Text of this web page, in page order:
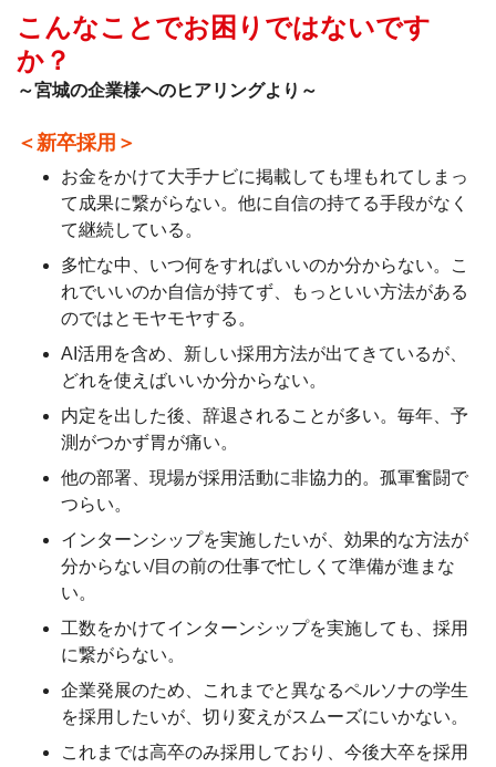
こんなことでお困りではないです
か？
～宮城の企業様へのヒアリングより～
＜新卒採用＞
お金をかけて大手ナビに掲載しても埋もれてしまっ
て成果に繋がらない。他に自信の持てる手段がなく
て継続している。
多忙な中、いつ何をすればいいのか分からない。こ
れでいいのか自信が持てず、もっといい方法がある
のではとモヤモヤする。
AI活用を含め、新しい採用方法が出てきているが、
どれを使えばいいか分からない。
内定を出した後、辞退されることが多い。毎年、予
測がつかず胃が痛い。
他の部署、現場が採用活動に非協力的。孤軍奮闘で
つらい。
インターンシップを実施したいが、効果的な方法が
分からない/目の前の仕事で忙しくて準備が進まな
い。
工数をかけてインターンシップを実施しても、採用
に繋がらない。
企業発展のため、これまでと異なるペルソナの学生
を採用したいが、切り変えがスムーズにいかない。
これまでは高卒のみ採用しており、今後大卒を採用